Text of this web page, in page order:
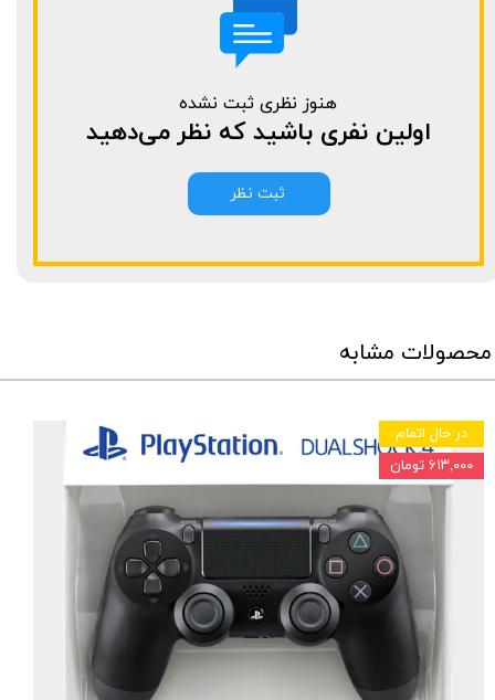
هنوز نظری ثبت نشده
اولین نفری باشید که نظر می‌دهید
ثبت نظر
محصولات مشابه
در حال اتمام
۶۱۳,۰۰۰ تومان